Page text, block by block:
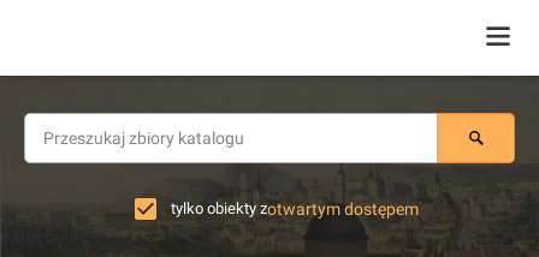
tylko obiekty zotwartym dostępem